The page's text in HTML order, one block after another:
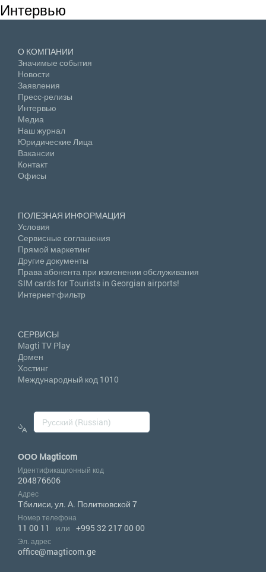
Интервью
О КОМПАНИИ
Значимые события
Новости
Заявления
Пресс-релизы
Интервью
Медиа
Наш журнал
Юридические Лица
Вакансии
Контакт
Офисы
ПОЛЕЗНАЯ ИНФОРМАЦИЯ
Условия
Сервисные соглашения
Прямой маркетинг
Другие документы
Права абонента при изменении обслуживания
SIM cards for Tourists in Georgian airports!
Интернет-фильтр
СЕРВИСЫ
Magti TV Play
Домен
Хостинг
Международный код 1010
ООО Magticom
Идентификационный код
204876606
Адрес
Тбилиси, ул. А. Политковской 7
Номер телефона
11 00 11 или +995 32 217 00 00
Эл. адрес
office@magticom.ge